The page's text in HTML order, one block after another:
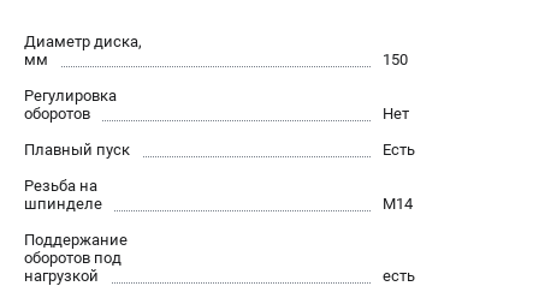
ИНФОРМАЦИЯ
Контакты
О компании
Политика обработки персональных данных
Новости
Диаметр диска,
мм
150
Регулировка
оборотов
Нет
Плавный пуск
Есть
Резьба на
шпинделе
М14
Поддержание
оборотов под
нагрузкой
есть